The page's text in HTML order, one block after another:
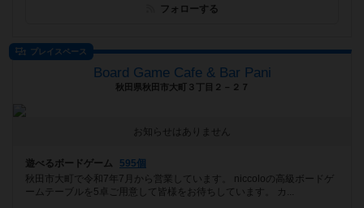
フォローする
プレイスペース
Board Game Cafe & Bar Pani
秋田県秋田市大町３丁目２－２７
お知らせはありません
遊べるボードゲーム
595個
秋田市大町で令和7年7月から営業しています。 niccoloの高級ボードゲ
ームテーブルを5卓ご用意して皆様をお待ちしています。 カ...